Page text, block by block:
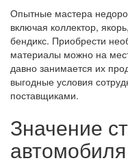
Опытные мастера
включая коллектор,
бендикс. Приобрести
материалы можно на
давно занимается их
выгодные условия
поставщиками.
Значение
автомобиля